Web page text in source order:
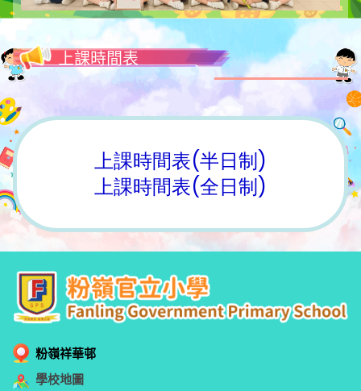
上課時間表
上課時間表(半日制)
上課時間表(全日制)
粉嶺祥華邨
學校地圖